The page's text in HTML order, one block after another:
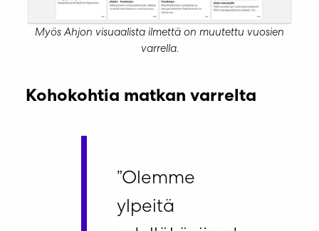
Myös Ahjon visuaalista ilmettä on muutettu vuosien
varrella.
Kohokohtia matkan varrelta
”Olemme
ylpeitä